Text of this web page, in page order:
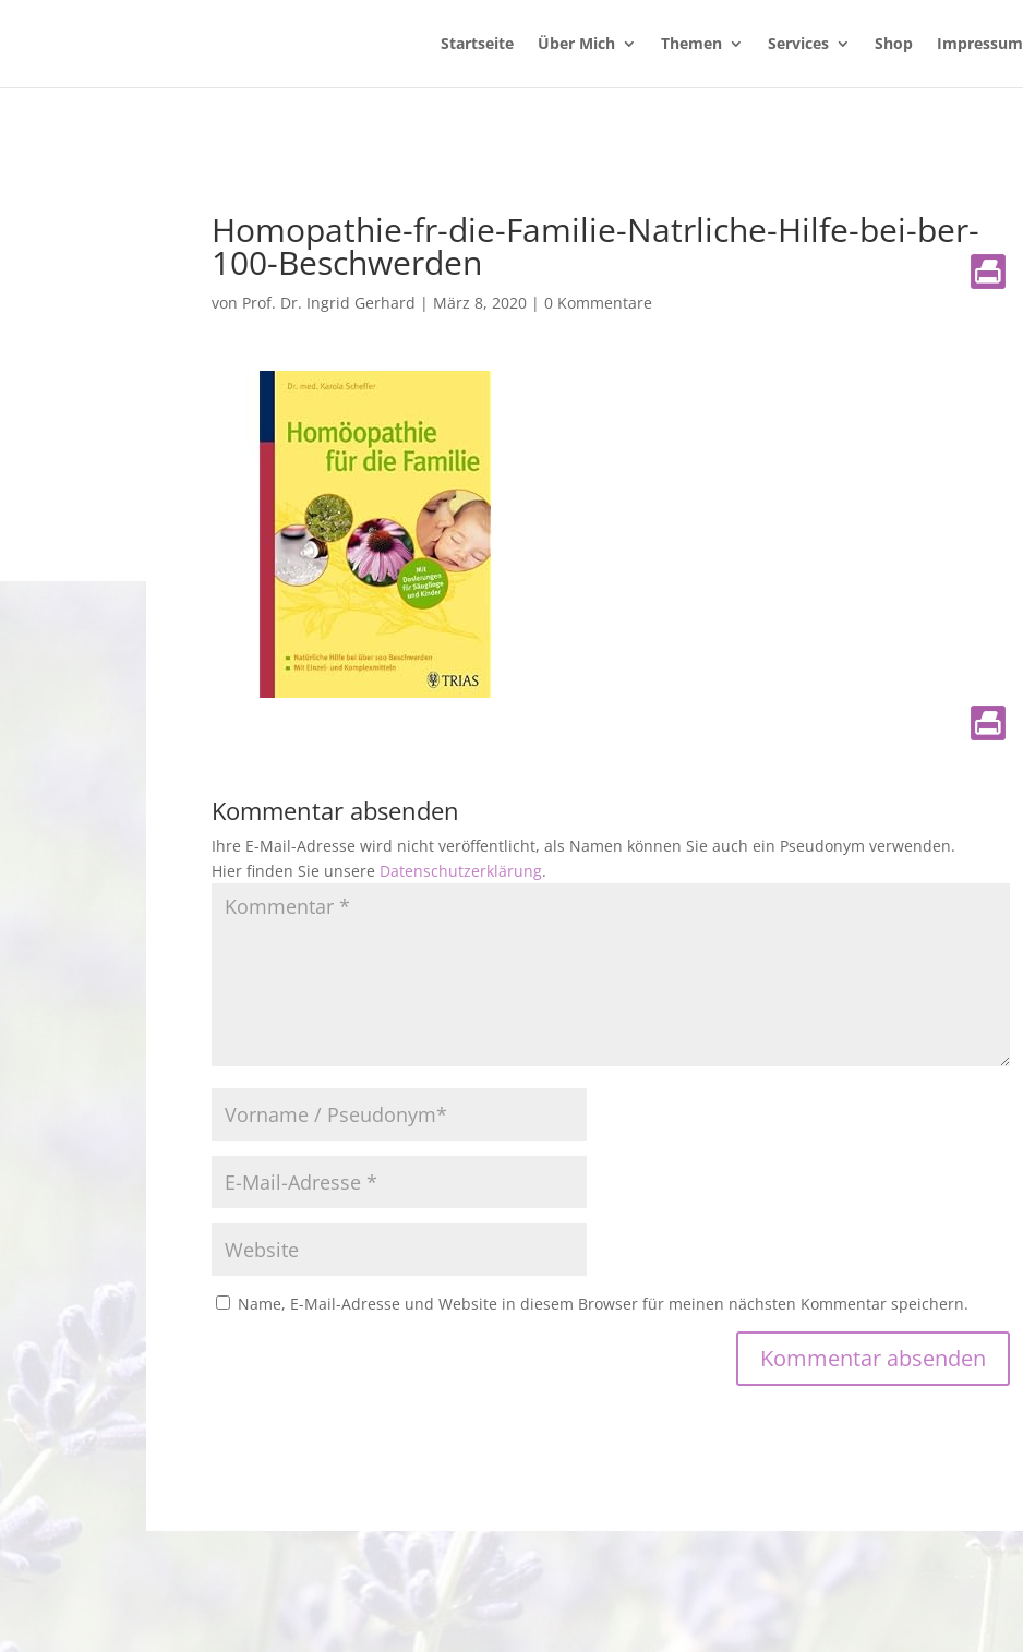
Startseite Über Mich Themen Services Shop Impressum
Homopathie-fr-die-Familie-Natrliche-Hilfe-bei-ber-
100-Beschwerden
von Prof. Dr. Ingrid Gerhard | März 8, 2020| 0 Kommentare
Kommentar absenden
Ihre E-Mail-Adresse wird nicht veröffentlicht, als Namen können Sie auch ein Pseudonym verwenden.
Hier finden Sie unsere Datenschutzerklärung.
Name, E-Mail-Adresse und Website in diesem Browser für meinen nächsten Kommentar speichern.